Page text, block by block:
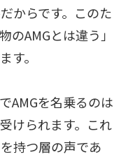
からです。このた
のAMGとは違う」
す。
AMGを名乗るのは
けられます。これ
持つ層の声であ